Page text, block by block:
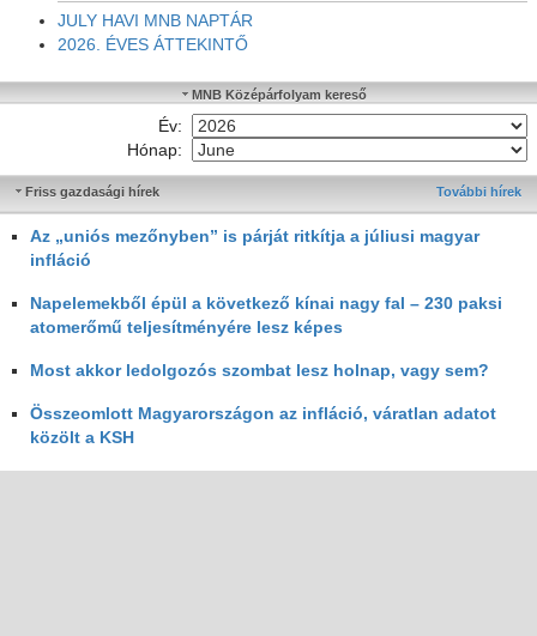
JULY HAVI MNB NAPTÁR
2026. ÉVES ÁTTEKINTŐ
MNB Középárfolyam kereső
Év:
Hónap:
Friss gazdasági hírek További hírek
Az „uniós mezőnyben” is párját ritkítja a júliusi magyar
infláció
Napelemekből épül a következő kínai nagy fal – 230 paksi
atomerőmű teljesítményére lesz képes
Most akkor ledolgozós szombat lesz holnap, vagy sem?
Összeomlott Magyarországon az infláció, váratlan adatot
közölt a KSH